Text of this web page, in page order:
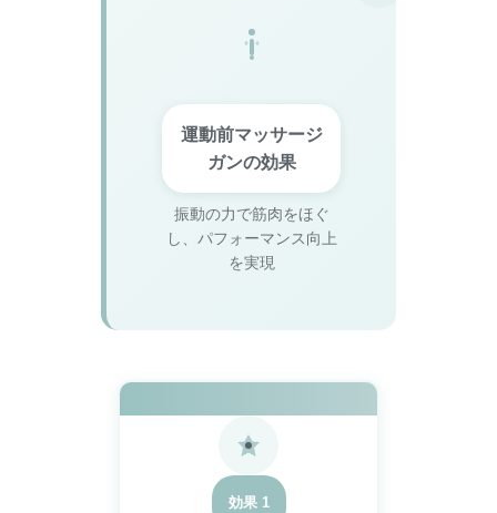
運動前マッサージ
ガンの効果
振動の力で筋肉をほぐ
し、パフォーマンス向上
を実現
効果 1